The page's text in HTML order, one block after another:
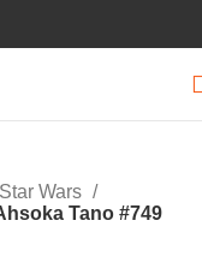
Star Wars
Tano #749